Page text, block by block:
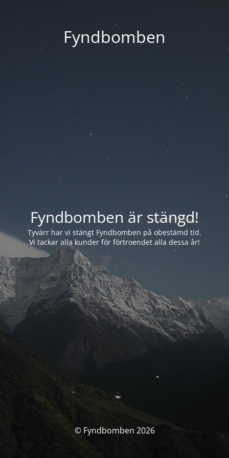
Fyndbomben
Fyndbomben är stängd!
Tyvärr har vi stängt Fyndbomben på obestämd tid.
Vi tackar alla kunder för förtroendet alla dessa år!
© Fyndbomben 2026